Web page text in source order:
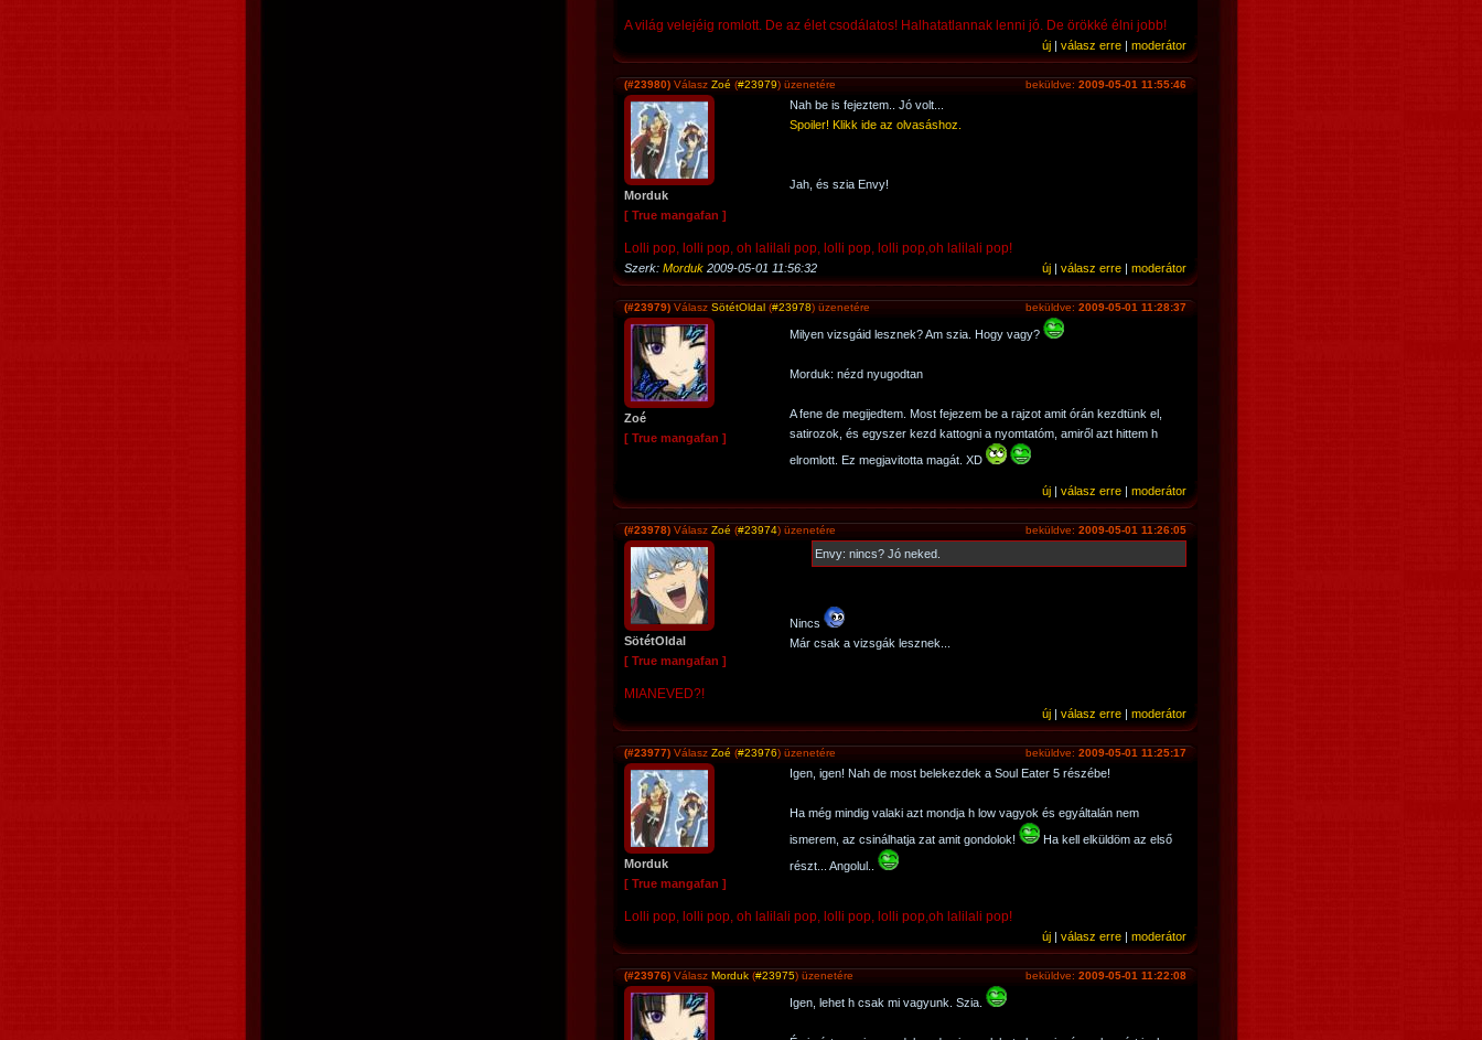
A világ velejéig romlott. De az élet csodálatos! Halhatatlannak lenni jó. De örökké élni jobb!
új | válasz erre | moderátor
beküldve: 2009-05-01 11:55:46
(#23980) Válasz Zoé (#23979) üzenetére
Morduk
[ True mangafan ]
Nah be is fejeztem.. Jó volt...
Spoiler! Klikk ide az olvasáshoz.
Jah, és szia Envy!
Lolli pop, lolli pop, oh lalilali pop, lolli pop, lolli pop,oh lalilali pop!
új | válasz erre | moderátor
Szerk: Morduk 2009-05-01 11:56:32
beküldve: 2009-05-01 11:28:37
(#23979) Válasz SötétOldal (#23978) üzenetére
Zoé
[ True mangafan ]
Milyen vizsgáid lesznek? Am szia. Hogy vagy?
Morduk: nézd nyugodtan
A fene de megijedtem. Most fejezem be a rajzot amit órán kezdtünk el,
satirozok, és egyszer kezd kattogni a nyomtatóm, amiről azt hittem h
elromlott. Ez megjavitotta magát. XD
új | válasz erre | moderátor
beküldve: 2009-05-01 11:26:05
(#23978) Válasz Zoé (#23974) üzenetére
SötétOldal
[ True mangafan ]
Envy: nincs? Jó neked.
Nincs
Már csak a vizsgák lesznek...
MIANEVED?!
új | válasz erre | moderátor
beküldve: 2009-05-01 11:25:17
(#23977) Válasz Zoé (#23976) üzenetére
Morduk
[ True mangafan ]
Igen, igen! Nah de most belekezdek a Soul Eater 5 részébe!
Ha még mindig valaki azt mondja h low vagyok és egyáltalán nem
ismerem, az csinálhatja zat amit gondolok!
Ha kell elküldöm az első
részt... Angolul..
Lolli pop, lolli pop, oh lalilali pop, lolli pop, lolli pop,oh lalilali pop!
új | válasz erre | moderátor
beküldve: 2009-05-01 11:22:08
(#23976) Válasz Morduk (#23975) üzenetére
Igen, lehet h csak mi vagyunk. Szia.